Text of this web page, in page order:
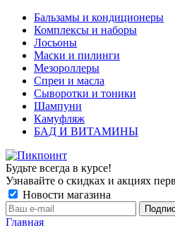
Бальзамы и кондиционеры
Комплексы и наборы
Лосьоны
Маски и пилинги
Мезороллеры
Спреи и масла
Сыворотки и тоники
Шампуни
Камуфляж
БАД И ВИТАМИНЫ
Будьте всегда в курсе!
Узнавайте о скидках и акциях
Новости магазина
Главная